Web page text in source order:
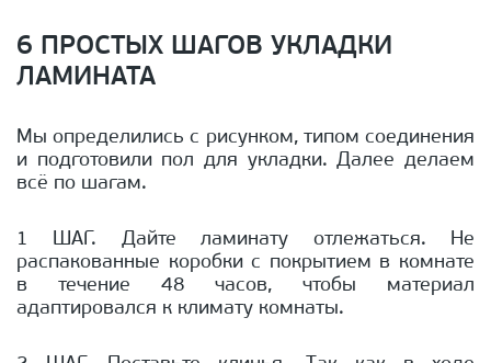
6 ПРОСТЫХ ШАГОВ УКЛАДКИ
ЛАМИНАТА
Мы определились с рисунком, типом соединения
и подготовили пол для укладки. Далее делаем
всё по шагам.
1 ШАГ. Дайте ламинату отлежаться. Не
распакованные коробки с покрытием в комнате
в течение 48 часов, чтобы материал
адаптировался к климату комнаты.